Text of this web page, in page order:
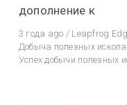
дополнение к
3 года ago / Leapfrog
Добыча полезных
Успех добычи полезных